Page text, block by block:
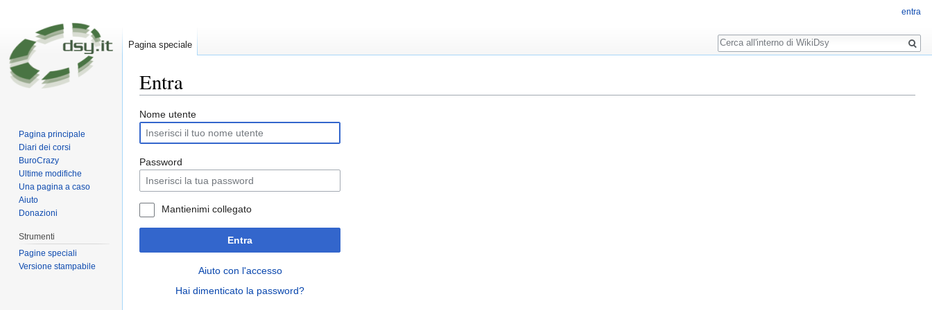
Entra
Nome utente
Password
Mantienimi collegato
Entra
Aiuto con l'accesso
Hai dimenticato la password?
entra
Pagina speciale
Ricerca
Pagina principale
Diari dei corsi
BuroCrazy
Ultime modifiche
Una pagina a caso
Aiuto
Donazioni
Strumenti
Pagine speciali
Versione stampabile